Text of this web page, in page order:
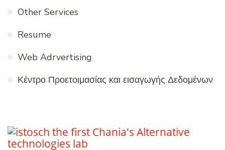
Other Services
Resume
Web Adrvertising
Κέντρο Προετοιμασίας και εισαγωγής Δεδομένων